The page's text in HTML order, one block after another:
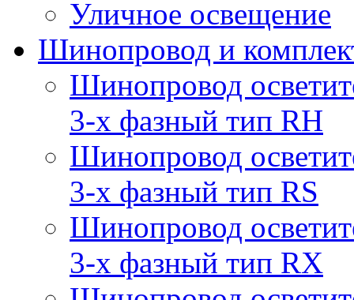
Уличное освещение
Шинопровод и
Шинопровод
3-х фазный тип RH
Шинопровод
3-х фазный тип RS
Шинопровод
3-х фазный тип RX